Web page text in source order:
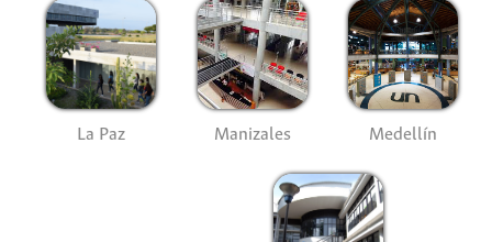
La Paz Manizales Medellín